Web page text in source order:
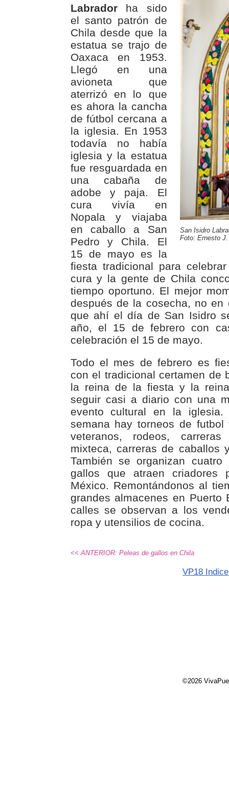
San Isidro
Foto: Ernesto
Labradorha sido
el santo patrón de
Chila desde que la
estatua se trajo de
Oaxaca en 1953.
Llegó en una
avioneta que
aterrizó en lo que
es ahora la cancha
de fútbol cercana a
la iglesia. En 1953
todavía no había
iglesia y la estatua
fue resguardada en
una cabaña de
adobe y paja. El
cura vivía en
Nopala y viajaba
en caballo a San
Pedro y Chila. El
15 de mayo es la
fiesta tradicional para
cura y la gente de Chila
tiempo oportuno. El mejor
después de la cosecha, no en
que ahí el día de San Isidro
año, el 15 de febrero con
celebración el 15 de mayo.
Todo el mes de febrero es
con el tradicional certamen de
la reina de la fiesta y la
seguir casi a diario con una
evento cultural en la
semana hay torneos de
veteranos, rodeos,
mixteca, carreras de caballos
También se organizan
gallos que atraen criadores
México. Remontándonos al
grandes almacenes en Puerto
calles se observan a los
ropa y utensilios de cocina.
<< ANTERIOR: Peleas de gallos en Chila
VP18 Indice
©2026